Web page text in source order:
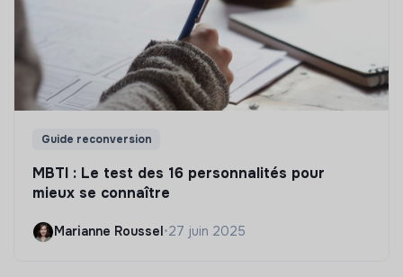
Guide reconversion
MBTI : Le test des 16 personnalités pour
mieux se connaître
Marianne Roussel •27 juin 2025